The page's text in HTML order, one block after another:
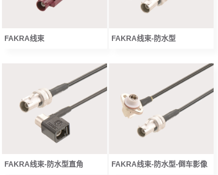
FAKRA线束 FAKRA线束-防水型
FAKRA线束-防水型直角 FAKRA线束-防水型-倒车影像